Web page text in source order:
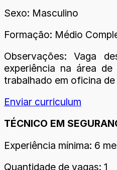
Sexo: Masculino
Formação: Médio
Observações: Vaga
experiência na área
trabalhado em oficina
Enviar curriculum
TÉCNICO EM
Experiência mínima: 6
Quantidade de vagas: 1